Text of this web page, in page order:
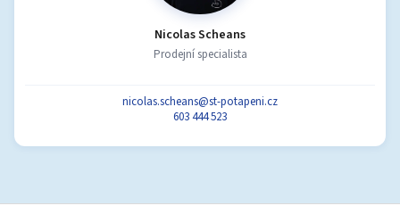
Nicolas Scheans
Prodejní specialista
nicolas.scheans@st-potapeni.cz
603 444 523